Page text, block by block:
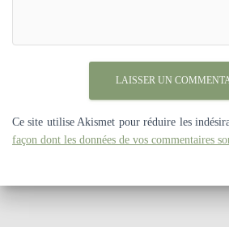
Ce site utilise Akismet pour réduire les
façon dont les données de vos commentaires